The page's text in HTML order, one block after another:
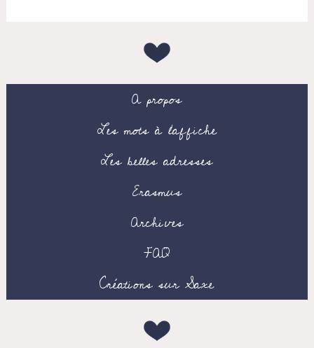
A propos
Les mots à l’affiche
Les belles adresses
Erasmus
Archives
FAQ
Créations sur Saxe